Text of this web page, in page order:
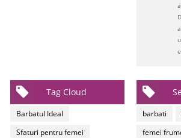
Tag Cloud
Barbatul Ideal
Sfaturi pentru femei
barbati
femei